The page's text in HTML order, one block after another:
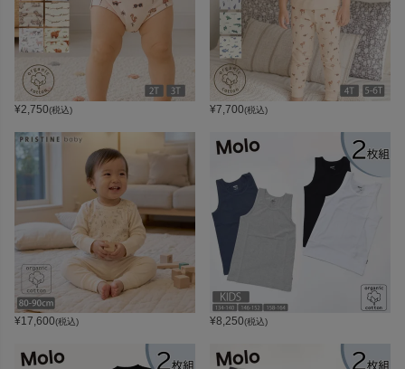
¥2,750(税込) ¥7,700(税込)
¥17,600(税込) ¥8,250(税込)